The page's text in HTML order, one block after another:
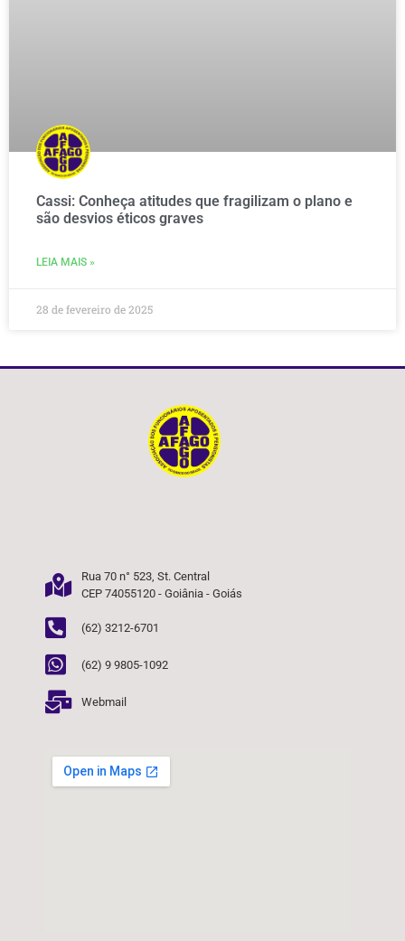
Cassi: Conheça atitudes que fragilizam o plano e
são desvios éticos graves
LEIA MAIS »
28 de fevereiro de 2025
Rua 70 n° 523, St. Central
CEP 74055120 - Goiânia - Goiás
(62) 3212-6701
(62) 9 9805-1092
Webmail